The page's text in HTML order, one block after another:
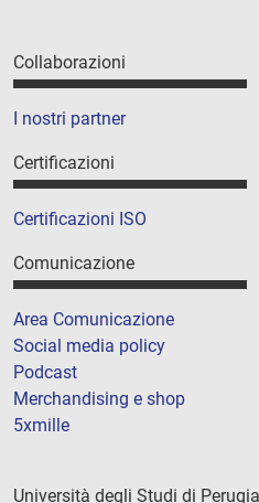
Collaborazioni
I nostri partner
Certificazioni
Certificazioni ISO
Comunicazione
Area Comunicazione
Social media policy
Podcast
Merchandising e shop
5xmille
Università degli Studi di Perugia